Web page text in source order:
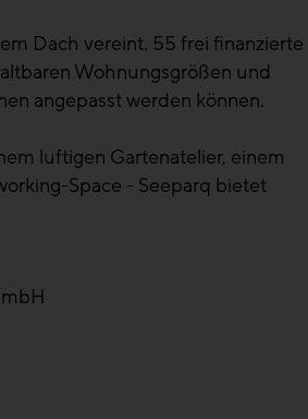
Dach vereint. 55 frei finanzierte
Wohnungsgrößen und
angepasst werden können.
luftigen Gartenatelier, einem
Space - Seeparq bietet